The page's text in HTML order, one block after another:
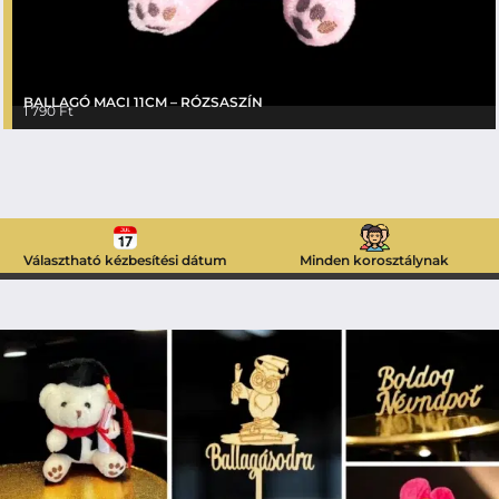
BALLAGÓ MACI 11CM – RÓZSASZÍN
1 790Ft
Választható kézbesítési dátum Minden korosztálynak